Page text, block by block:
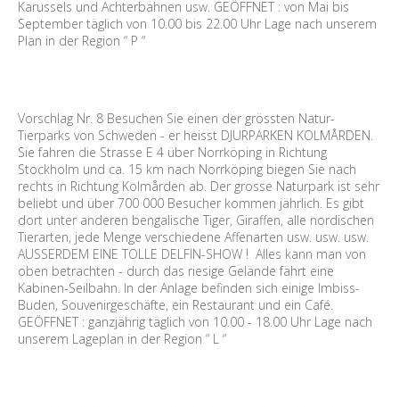
Karussels und Achterbahnen usw. GEÖFFNET : von Mai bis
September täglich von 10.00 bis 22.00 Uhr Lage nach unserem
Plan in der Region “ P “
Vorschlag Nr. 8 Besuchen Sie einen der grössten Natur-
Tierparks von Schweden - er heisst DJURPARKEN KOLMÅRDEN.
Sie fahren die Strasse E 4 über Norrköping in Richtung
Stockholm und ca. 15 km nach Norrköping biegen Sie nach
rechts in Richtung Kolmården ab. Der grosse Naturpark ist sehr
beliebt und über 700 000 Besucher kommen jährlich. Es gibt
dort unter anderen bengalische Tiger, Giraffen, alle nordischen
Tierarten, jede Menge verschiedene Affenarten usw. usw. usw.
AUSSERDEM EINE TOLLE DELFIN-SHOW ! Alles kann man von
oben betrachten - durch das riesige Gelände fährt eine
Kabinen-Seilbahn. In der Anlage befinden sich einige Imbiss-
Buden, Souvenirgeschäfte, ein Restaurant und ein Café.
GEÖFFNET : ganzjährig täglich von 10.00 - 18.00 Uhr Lage nach
unserem Lageplan in der Region “ L “